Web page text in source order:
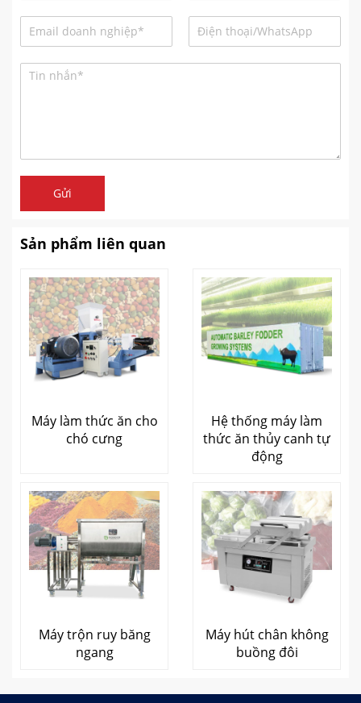
Gửi
Sản phẩm liên quan
Máy làm thức ăn cho
chó cưng
Hệ thống máy làm
thức ăn thủy canh tự
động
Máy trộn ruy băng
ngang
Máy hút chân không
buồng đôi